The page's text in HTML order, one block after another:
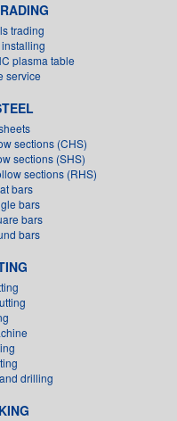
trading
plasma table
service
sections (CHS)
sections (SHS)
sections (RHS)
bars
bars
bars
bars
drilling